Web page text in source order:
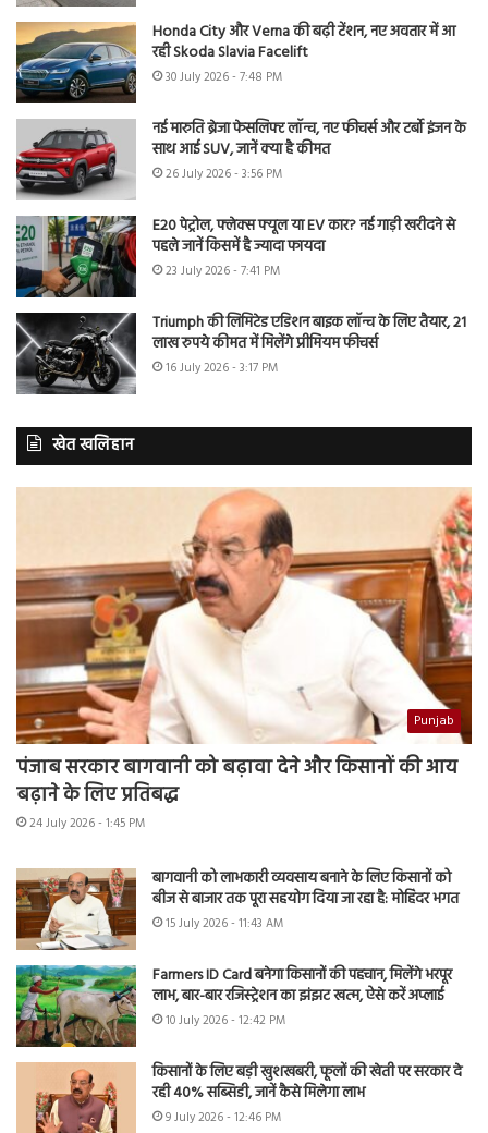
Honda City और Verna की बढ़ी टेंशन, नए अवतार में आ
रही Skoda Slavia Facelift
30 July 2026 - 7:48 PM
नई मारुति ब्रेजा फेसलिफ्ट लॉन्च, नए फीचर्स और टर्बो इंजन के
साथ आई SUV, जानें क्या है कीमत
26 July 2026 - 3:56 PM
E20 पेट्रोल, फ्लेक्स फ्यूल या EV कार? नई गाड़ी खरीदने से
पहले जानें किसमें है ज्यादा फायदा
23 July 2026 - 7:41 PM
Triumph की लिमिटेड एडिशन बाइक लॉन्च के लिए तैयार, 21
लाख रुपये कीमत में मिलेंगे प्रीमियम फीचर्स
16 July 2026 - 3:17 PM
खेत खलिहान
Punjab
पंजाब सरकार बागवानी को बढ़ावा देने और किसानों की आय
बढ़ाने के लिए प्रतिबद्ध
24 July 2026 - 1:45 PM
बागवानी को लाभकारी व्यवसाय बनाने के लिए किसानों को
बीज से बाजार तक पूरा सहयोग दिया जा रहा है: मोहिंदर भगत
15 July 2026 - 11:43 AM
Farmers ID Card बनेगा किसानों की पहचान, मिलेंगे भरपूर
लाभ, बार-बार रजिस्ट्रेशन का झंझट खत्म, ऐसे करें अप्लाई
10 July 2026 - 12:42 PM
किसानों के लिए बड़ी खुशखबरी, फूलों की खेती पर सरकार दे
रही 40% सब्सिडी, जानें कैसे मिलेगा लाभ
9 July 2026 - 12:46 PM